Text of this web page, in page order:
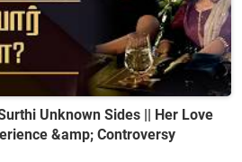
Unknown Sides || Her Love
&amp; Controversy